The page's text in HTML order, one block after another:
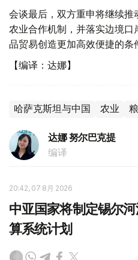
会谈最后，双方重申将继续
农业合作机制，并落实边境
品贸易创造更加高效便捷的条
【编译：达娜】
哈萨克斯坦与中国 农业
达娜 努尔巴克提
编译
20:42, 07 8月 2026
中亚国家将制定锡尔
算系统计划